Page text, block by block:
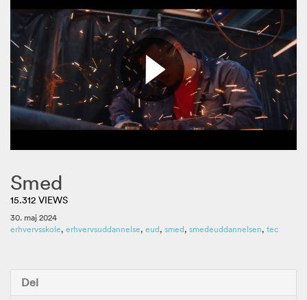
Smed
15.312 VIEWS
30. maj 2024
erhvervsskole, erhvervsuddannelse, eud, smed, smedeuddannelsen, tec
Del